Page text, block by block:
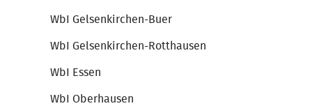
WbI Gelsenkirchen-Buer
WbI Gelsenkirchen-Rotthausen
WbI Essen
WbI Oberhausen